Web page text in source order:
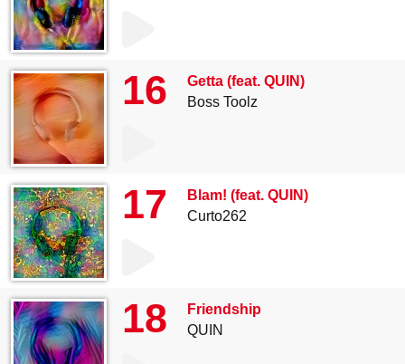
16
Getta (feat. QUIN)
Boss Toolz
17
Blam! (feat. QUIN)
Curto262
18
Friendship
QUIN